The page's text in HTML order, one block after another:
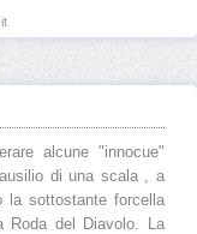
alcune "innocue"
di una scala , a
la sottostante forcella
Roda del Diavolo. La